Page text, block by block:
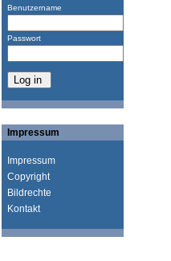
Benutzername
Passwort
Impressum
Impressum
Copyright
Bildrechte
Kontakt